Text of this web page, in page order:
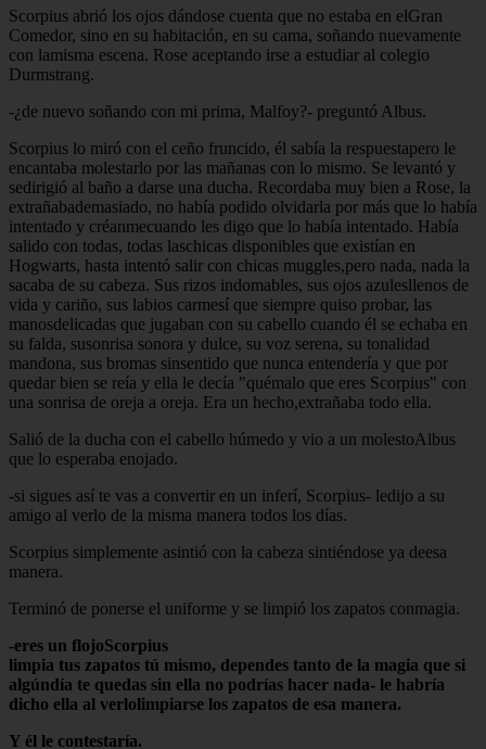
Scorpius abrió los ojos dándose cuenta que no estaba en elGran
Comedor, sino en su habitación, en su cama, soñando nuevamente
con lamisma escena. Rose aceptando irse a estudiar al colegio
Durmstrang.
-¿de nuevo soñando con mi prima, Malfoy?- preguntó Albus.
Scorpius lo miró con el ceño fruncido, él sabía la respuestapero le
encantaba molestarlo por las mañanas con lo mismo. Se levantó y
sedirigió al baño a darse una ducha. Recordaba muy bien a Rose, la
extrañabademasiado, no había podido olvidarla por más que lo había
intentado y créanmecuando les digo que lo había intentado. Había
salido con todas, todas laschicas disponibles que existían en
Hogwarts, hasta intentó salir con chicas muggles,pero nada, nada la
sacaba de su cabeza. Sus rizos indomables, sus ojos azulesllenos de
vida y cariño, sus labios carmesí que siempre quiso probar, las
manosdelicadas que jugaban con su cabello cuando él se echaba en
su falda, susonrisa sonora y dulce, su voz serena, su tonalidad
mandona, sus bromas sinsentido que nunca entendería y que por
quedar bien se reía y ella le decía "quémalo que eres Scorpius" con
una sonrisa de oreja a oreja. Era un hecho,extrañaba todo ella.
Salió de la ducha con el cabello húmedo y vio a un molestoAlbus
que lo esperaba enojado.
-si sigues así te vas a convertir en un inferí, Scorpius- ledijo a su
amigo al verlo de la misma manera todos los días.
Scorpius simplemente asintió con la cabeza sintiéndose ya deesa
manera.
Terminó de ponerse el uniforme y se limpió los zapatos conmagia.
-eres un flojoScorpius
limpia tus zapatos tú mismo, dependes tanto de la magia que si
algúndía te quedas sin ella no podrías hacer nada- le habría
dicho ella al verlolimpiarse los zapatos de esa manera.
Y él le contestaría.